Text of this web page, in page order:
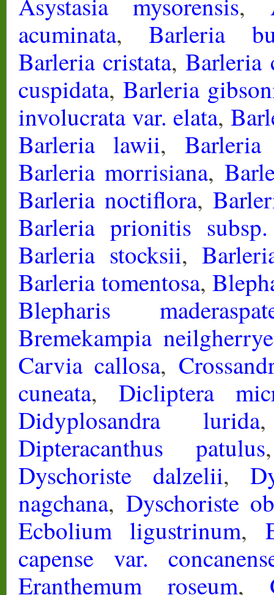
acuminata,Barleria
Barleria cristata,Barleria
cuspidata,Barleria
involucrata var. elata,
Barleria lawii,
Barleria morrisiana,
Barleria noctiflora,
Barleria prionitis
Barleria stocksii,
Barleria tomentosa,
Blepharis
Bremekampia
Carvia callosa,
cuneata, Dicliptera
Didyplosandra lurida
Dipteracanthus patulus
Dyschoriste dalzelii,
nagchana, Dyschoriste
Ecbolium ligustrinum,
capense var.
Eranthemum roseum,